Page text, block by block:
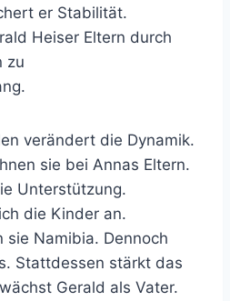
er Stabilität.
Heiser Eltern durch
zu
verändert die Dynamik.
sie bei Annas Eltern.
Unterstützung.
die Kinder an.
sie Namibia. Dennoch
Stattdessen stärkt das
Gerald als Vater.